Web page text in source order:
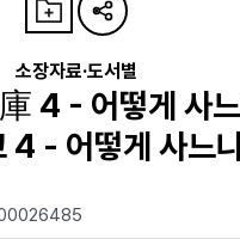
소장자료·도서별
4 - 어떻게 사
4 - 어떻게 사느냐